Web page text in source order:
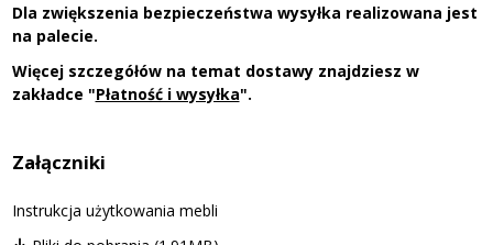
Dla zwiększenia bezpieczeństwa wysyłka realizowana jest
na palecie.
Więcej szczegółów na temat dostawy znajdziesz w
zakładce "Płatność i wysyłka".
Załączniki
Instrukcja użytkowania mebli